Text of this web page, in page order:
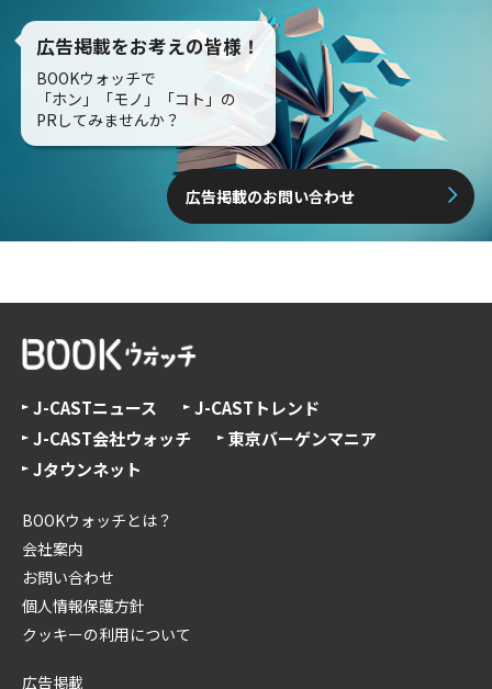
広告掲載をお考えの皆様！
BOOKウォッチで
「ホン」「モノ」「コト」の
PRしてみませんか？
広告掲載のお問い合わせ
J-CASTニュース
J-CASTトレンド
J-CAST会社ウォッチ
東京バーゲンマニア
Jタウンネット
BOOKウォッチとは？
会社案内
お問い合わせ
個人情報保護方針
クッキーの利用について
広告掲載